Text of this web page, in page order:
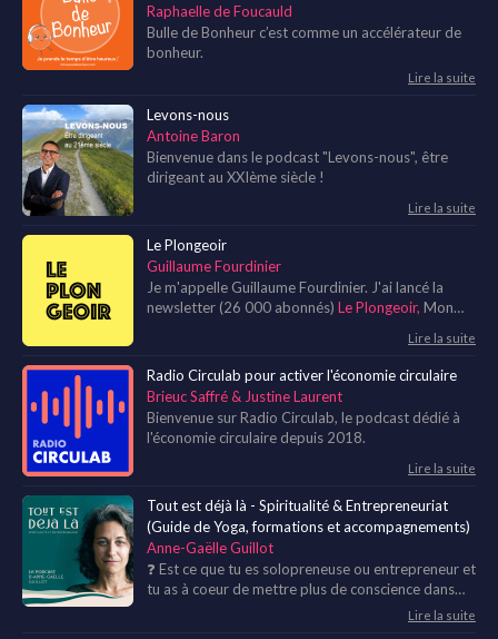
Raphaelle de Foucauld
Bulle de Bonheur c’est comme un accélérateur de
bonheur.
Lire la suite
Levons-nous
Antoine Baron
Bienvenue dans le podcast "Levons-nous", être
dirigeant au XXIème siècle !
Lire la suite
Le Plongeoir
Guillaume Fourdinier
Je m'appelle Guillaume Fourdinier. J'ai lancé la
newsletter (26 000 abonnés) Le Plongeoir, Mon
Lire la suite
Radio Circulab pour activer l'économie circulaire
Brieuc Saffré & Justine Laurent
Bienvenue sur Radio Circulab, le podcast dédié à
l'économie circulaire depuis 2018.
Lire la suite
Tout est déjà là - Spiritualité & Entrepreneuriat
(Guide de Yoga, formations et accompagnements)
Anne-Gaëlle Guillot
❓ Est ce que tu es solopreneuse ou entrepreneur et
tu as à coeur de mettre plus de conscience dans
tes décisions et tes actions au quotidien, aussi bien
Lire la suite